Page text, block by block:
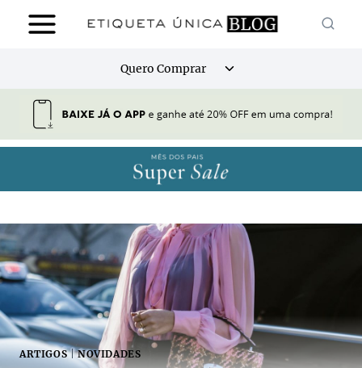
para
Quero Comprar
Alternar
ARTIGOS|NOVIDADES